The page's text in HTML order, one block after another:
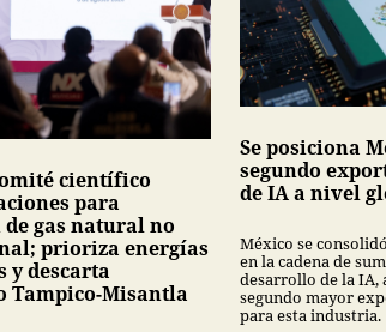
científico
para
gas natural no
prioriza energías
y descarta
Tampico-Misantla
Se posiciona
segundo
de IA a nivel
México se
en la cadena de
desarrollo de la IA,
segundo mayor
para esta industria.